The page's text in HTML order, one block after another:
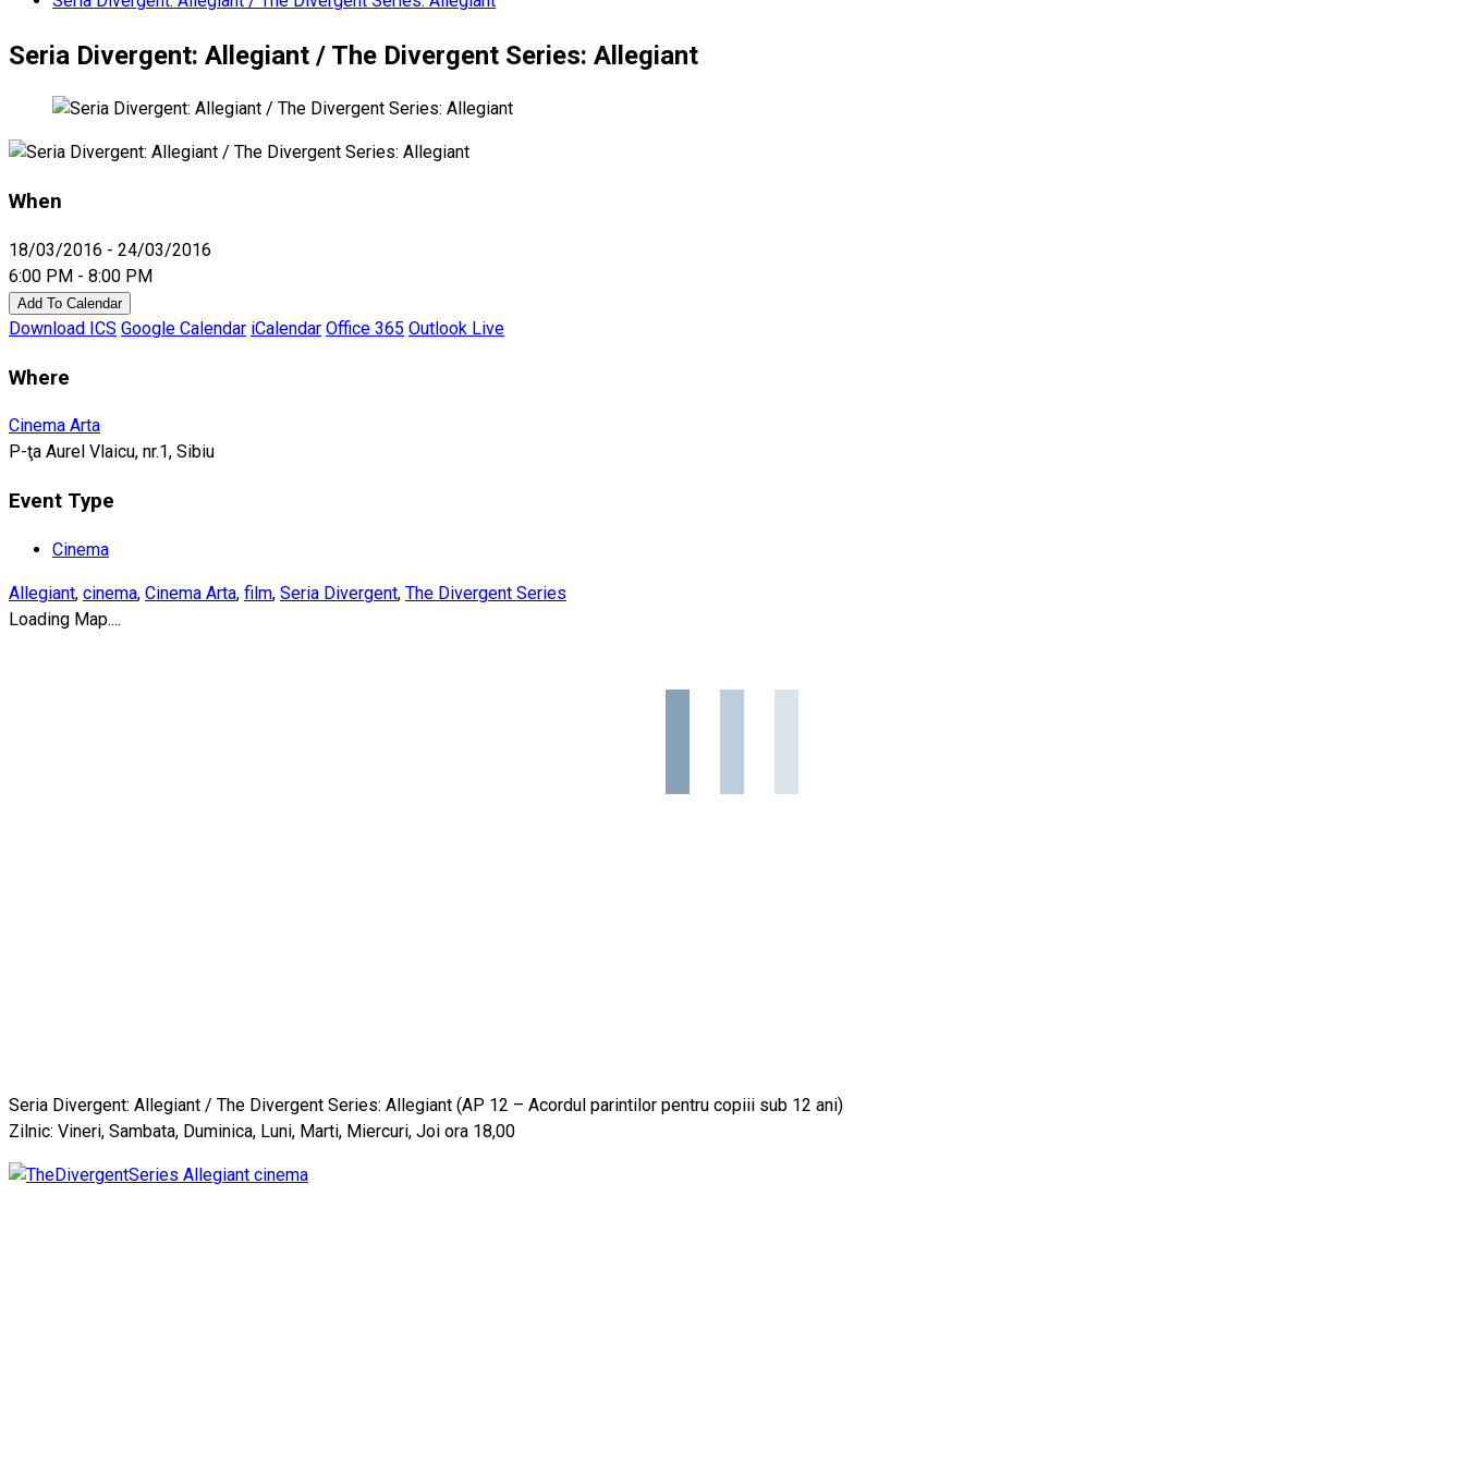
Seria Divergent: Allegiant / The Divergent Series: Allegiant
When
18/03/2016 - 24/03/2016
6:00 PM - 8:00 PM
Add To Calendar
Download ICS Google Calendar iCalendar Office 365 Outlook Live
Where
Cinema Arta
P-ţa Aurel Vlaicu, nr.1, Sibiu
Event Type
Cinema
Allegiant, cinema, Cinema Arta, film, Seria Divergent, The Divergent Series
Loading Map....
Seria Divergent: Allegiant / The Divergent Series: Allegiant (AP 12 – Acordul parintilor pentru copiii sub 12 ani)
Zilnic: Vineri, Sambata, Duminica, Luni, Marti, Miercuri, Joi ora 18,00